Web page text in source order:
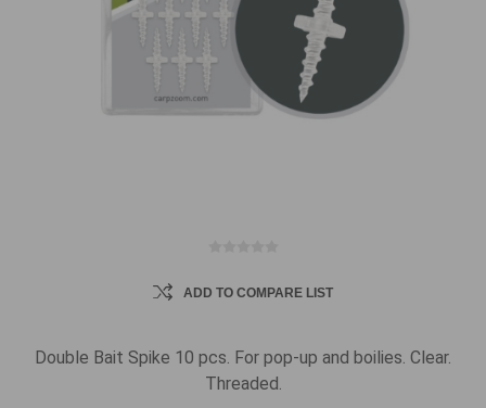
ADD TO COMPARE LIST
Double Bait Spike 10 pcs. For pop-up and boilies. Clear.
Threaded.